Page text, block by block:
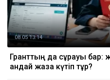
08.05 13:14
Гранттың да сұрауы бар:
қандай жаза күтіп тұр?